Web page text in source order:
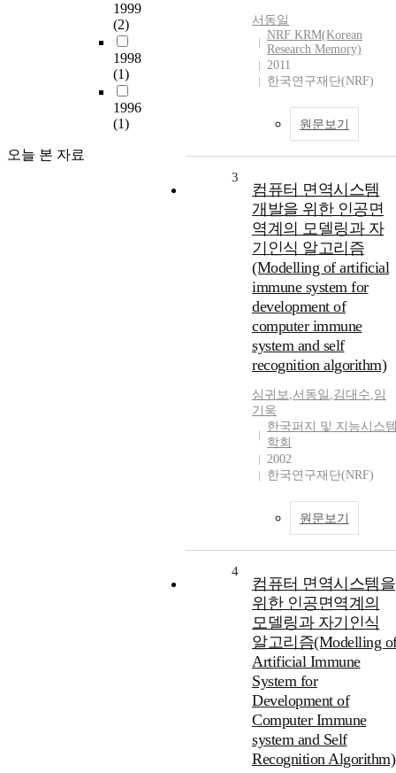
1999
(2)
1998
(1)
1996
(1)
오늘 본 자료
서동일
NRF KRM(Korean
Research Memory)
2011
한국연구재단(NRF)
원문보기
3
컴퓨터 면역시스템
개발을 위한 인공면
역계의 모델링과 자
기인식 알고리즘
(Modelling of artificial
immune system for
development of
computer immune
system and self
recognition algorithm)
심귀보,서동일 ,김대수,임
기욱
한국퍼지 및 지능시스
학회
2002
한국연구재단(NRF)
원문보기
4
컴퓨터 면역시스템을
위한 인공면역계의
모델링과 자기인식
알고리즘(Modelling
Artificial Immune
System for
Development of
Computer Immune
system and Self
Recognition Algorithm)